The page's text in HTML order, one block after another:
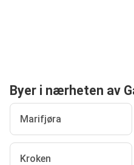
Byer i nærheten av
Marifjøra
Kroken